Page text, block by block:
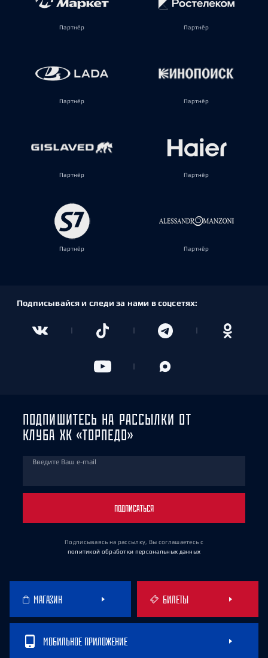
Партнёр Партнёр
Партнёр Партнёр
Партнёр Партнёр
Партнёр Партнёр
Подписывайся и следи за нами в соцсетях:
ПОДПИШИТЕСЬ НА РАССЫЛКИ ОТ
КЛУБА ХК «ТОРПЕДО»
Введите Ваш e-mail
ПОДПИСАТЬСЯ
Подписываясь на рассылку, Вы соглашаетесь с
политикой обработки персональных данных
МАГАЗИН БИЛЕТЫ
МОБИЛЬНОЕ ПРИЛОЖЕНИЕ